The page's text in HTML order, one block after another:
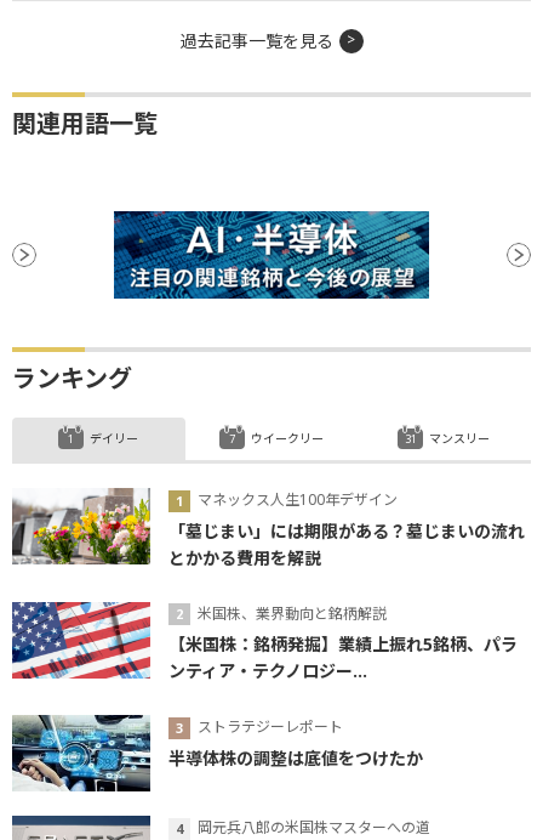
過去記事一覧を見る
関連用語一覧
ランキング
デイリー
マネックス人生100年デザイン
「墓じまい」には期限がある？墓じまいの流れ
とかかる費用を解説
米国株、業界動向と銘柄解説
【米国株：銘柄発掘】業績上振れ5銘柄、パラ
ンティア・テクノロジー...
ストラテジーレポート
半導体株の調整は底値をつけたか
岡元兵八郎の米国株マスターへの道
ウイークリー マンスリー